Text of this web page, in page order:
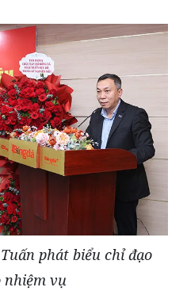
phát biểu chỉ đạo
nhiệm vụ